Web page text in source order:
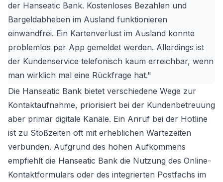
der Hanseatic Bank. Kostenloses Bezahlen und
Bargeldabheben im Ausland funktionieren
einwandfrei. Ein Kartenverlust im Ausland konnte
problemlos per App gemeldet werden. Allerdings ist
der Kundenservice telefonisch kaum erreichbar, wenn
man wirklich mal eine Rückfrage hat."
Die Hanseatic Bank bietet verschiedene Wege zur
Kontaktaufnahme, priorisiert bei der Kundenbetreuung
aber primär digitale Kanäle. Ein Anruf bei der Hotline
ist zu Stoßzeiten oft mit erheblichen Wartezeiten
verbunden. Aufgrund des hohen Aufkommens
empfiehlt die Hanseatic Bank die Nutzung des Online-
Kontaktformulars oder des integrierten Postfachs im